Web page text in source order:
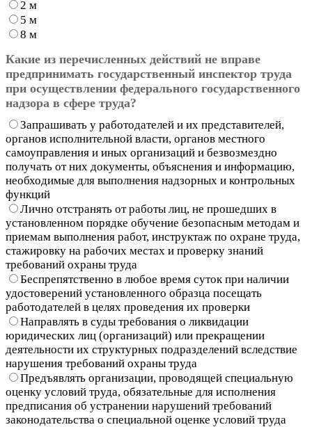
2 м
5 м
8 м
Какие из перечисленных действий не вправе
предпринимать государственный инспектор труда
при осуществлении федерального государственного
надзора в сфере труда?
Запрашивать у работодателей и их представителей,
органов исполнительной власти, органов местного
самоуправления и иных организаций и безвозмездно
получать от них документы, объяснения и информацию,
необходимые для выполнения надзорных и контрольных
функций
Лично отстранять от работы лиц, не прошедших в
установленном порядке обучение безопасным методам и
приемам выполнения работ, инструктаж по охране труда,
стажировку на рабочих местах и проверку знаний
требований охраны труда
Беспрепятственно в любое время суток при наличии
удостоверений установленного образца посещать
работодателей в целях проведения их проверки
Направлять в суды требования о ликвидации
юридических лиц (организаций) или прекращении
деятельности их структурных подразделений вследствие
нарушения требований охраны труда
Предъявлять организации, проводящей специальную
оценку условий труда, обязательные для исполнения
предписания об устранении нарушений требований
законодательства о специальной оценке условий труда